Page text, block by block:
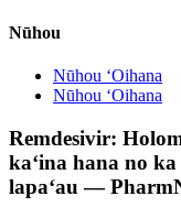
Nūhou
Nūhou ʻOihana
Nūhou ʻOihana
Remdesivir:
kaʻina hana no ka
lapaʻau —